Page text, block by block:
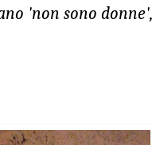
'non sono